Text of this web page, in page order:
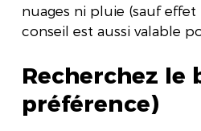
nuages ni pluie (sauf
conseil est aussi valable
Recherchez le
préférence)